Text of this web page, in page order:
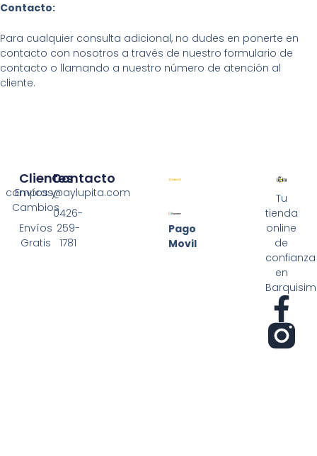
Contacto:
Para cualquier consulta adicional, no dudes en ponerte en
contacto con nosotros a través de nuestro formulario de
contacto o llamando a nuestro número de atención al
cliente.
Tu
tienda
online
de
confianza
en
F
a
Clientes
Envíos y
Cambios
Envíos
Gratis
Contacto
compras@aylupita.com
0426-
259-
1781
Pago
Movil